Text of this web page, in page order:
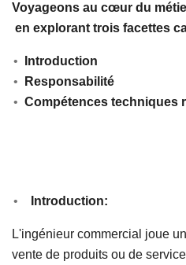
Voyageons au cœur du
en explorant trois facettes
Introduction
Responsabilité
Compétences techniques
Introduction:
L'ingénieur commercial joue
vente de produits ou de